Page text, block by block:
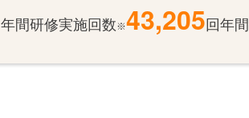
年間研修実施回数※43,205 回年